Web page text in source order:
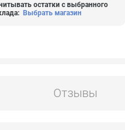
остатки с выбранного
: Выбрать магазин
Отзывы